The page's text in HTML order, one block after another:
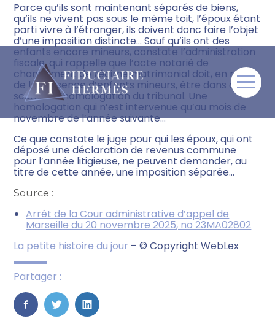
Aller
au
contenu
Parce qu’ils sont maintenant séparés de biens,
qu’ils ne vivent pas sous le même toit, l’époux étant
parti vivre à l’étranger, ils doivent donc faire l’objet
d’une imposition distincte… Sauf qu’ils ont des
enfants encore mineurs, constate l’administration
fiscale, qui rappelle que l’acte notarié de
changement de régime matrimonial doit, en raison
de la présence d’enfants mineurs, être dans ce cas
soumis à l’homologation du tribunal. Une
homologation qui n’est intervenue qu’au mois de
novembre de l’année suivante…
Ce que constate le juge pour qui les époux, qui ont
déposé une déclaration de revenus commune
pour l’année litigieuse, ne peuvent demander, au
titre de cette année, une imposition séparée…
Source :
Arrêt de la Cour administrative d’appel de
Marseille du 20 novembre 2025, no 23MA02802
La petite histoire du jour – © Copyright WebLex
Partager :
FaceBook
TwitterLinkedIn